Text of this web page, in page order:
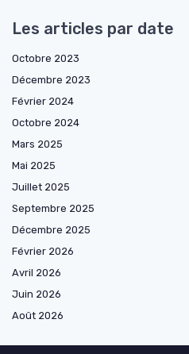
Les articles par date
Octobre 2023
Décembre 2023
Février 2024
Octobre 2024
Mars 2025
Mai 2025
Juillet 2025
Septembre 2025
Décembre 2025
Février 2026
Avril 2026
Juin 2026
Août 2026